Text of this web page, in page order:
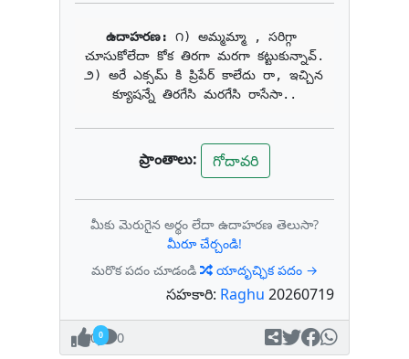
ఉదాహరణ: ౧) అమ్మమ్మా , సరిగ్గా
చూసుకోలేదా కోక తిరగా మరగా కట్టుకున్నావ్.
౨) అరే ఎక్సమ్ కి ప్రిపేర్ కాలేదు రా, ఇచ్చిన
క్యూషన్నే తిరగేసి మరగేసి రాసేసా..
ప్రాంతాలు: గోదావరి
మీకు మెరుగైన అర్థం లేదా ఉదాహరణ తెలుసా?
మీరూ చేర్చండి!
మరొక పదం చూడండి
యాదృచ్ఛిక పదం →
సహకారి: Raghu 20260719
0 0